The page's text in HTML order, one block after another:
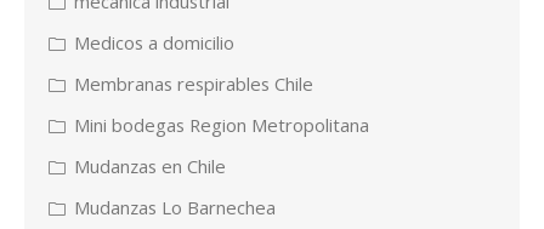
Medicos a domicilio
Membranas respirables Chile
Mini bodegas Region Metropolitana
Mudanzas en Chile
Mudanzas Lo Barnechea